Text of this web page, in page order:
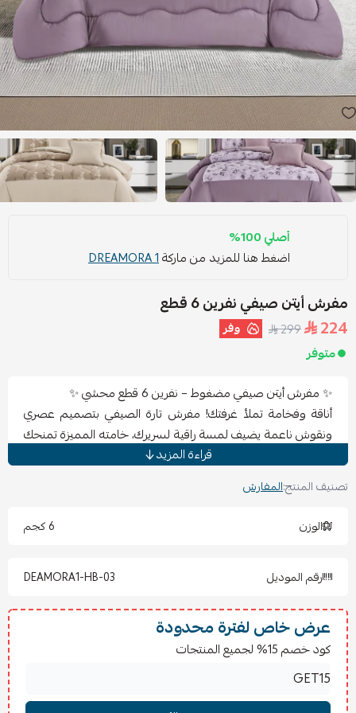
أصلي 100%
اضغط هنا للمزيد من ماركةDREAMORA 1
مفرش أيتن صيفي نفرين 6 قطع
224
299 وفر
متوفر
✨ مفرش أيتن صيفي مضغوط – نفرين 6 قطع محشي ✨
أناقة وفخامة تملأ غرفتك! مفرش تارة الصيفي بتصميم عصري
ونقوش ناعمة يضيف لمسة راقية لسريرك، خامته المميزة تمنحك
راحة وملمس ناعم مع حشوة خفيفة تمنع الحرارة الزائدة، ليكون
📦 المكونات:
لحاف محشي نفرين: 240×220 سم
عدد 2 كيس مخدة: 50×75 سم
🧼 تعليمات الغسيل والكي:
يُغسل في الغسالة على درجة حرارة منخفضة (30°).
يُفضل الغسل على دورة لطيفة وبألوان مشابهة.
لا يُستخدم المبيض.
قراءة المزيد
تصنيف المنتج:المفارش
الوزن
6 كجم
رقم الموديل DEAMORA1-HB-03
عرض خاص لفترة محدودة
كود خصم 15% لجميع المنتجات